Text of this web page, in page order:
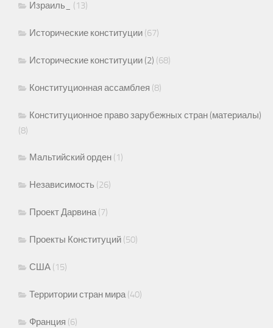
Израиль_ (13)
Исторические конституции (67)
Исторические конституции (2) (68)
Конституционная ассамблея (8)
Конституционное право зарубежных стран (материалы)
(8)
Мальтийский орден (1)
Независимость (26)
Проект Дарвина(7)
Проекты Конституций (50)
США (15)
Территории стран мира(40)
Франция (6)